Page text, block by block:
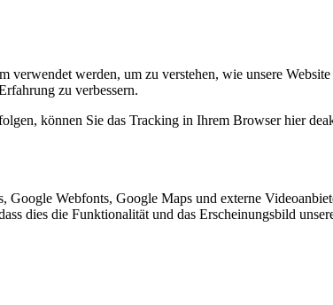
verwendet werden, um zu verstehen, wie unsere
zu verbessern.
können Sie das Tracking in Ihrem Browser hier
Webfonts, Google Maps und externe
dies die Funktionalität und das Erscheinungsbild